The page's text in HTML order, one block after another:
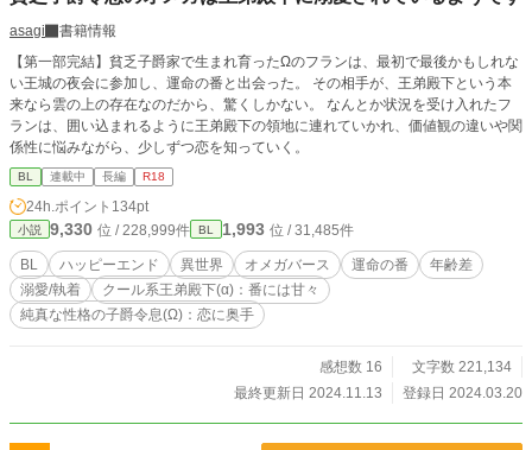
asagi
書籍情報
【第一部完結】貧乏子爵家で生まれ育ったΩのフランは、最初で最後かもしれな
い王城の夜会に参加し、運命の番と出会った。 その相手が、王弟殿下という本
来なら雲の上の存在なのだから、驚くしかない。 なんとか状況を受け入れたフ
ランは、囲い込まれるように王弟殿下の領地に連れていかれ、価値観の違いや関
係性に悩みながら、少しずつ恋を知っていく。
BL 連載中 長編 R18
24h.ポイント 134pt
小説 9,330 位 / 228,999件 BL 1,993 位 / 31,485件
BL ハッピーエンド 異世界 オメガバース 運命の番
年齢差
溺愛/執着
クール系王弟殿下(α)：番には甘々
純真な性格の子爵令息(Ω)：恋に奥手
感想数 16
文字数 221,134
最終更新日 2024.11.13
登録日 2024.03.20